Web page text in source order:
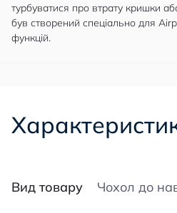
турбуватися про втрату кришки
був створений спеціально для
функцій.
Вид товару Чохол до